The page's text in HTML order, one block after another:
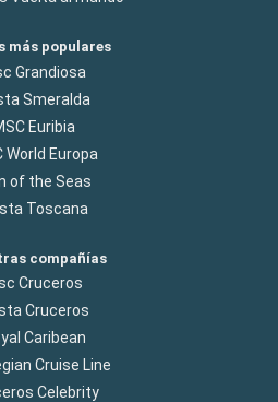
más populares
Grandiosa
Smeralda
Euribia
World Europa
of the Seas
Toscana
compañías
Cruceros
Cruceros
Caribean
Cruise Line
Celebrity